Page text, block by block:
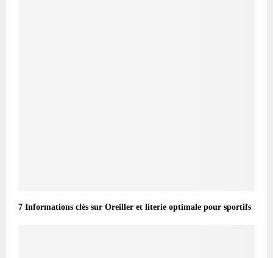
7 Informations clés sur Oreiller et literie optimale pour sportifs